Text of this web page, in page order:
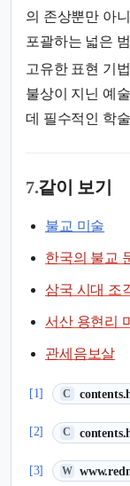
의 존상뿐만 아
포괄하는 넓은
고유한 표현 기
불상이 지닌 예
데 필수적인 학
7.같이 보기
불교 미술
한국의 불교
삼국 시대 조
서산 용현리
관세음보살
[1] C
(새 탭에서
[2] C
(새 탭에서
[3] W
(새 탭에서